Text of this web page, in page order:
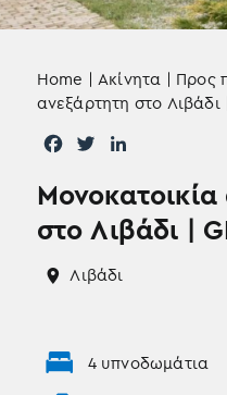
στο Λιβάδι |
Λιβάδι
Home |Ακίνητα | Προς
ανεξάρτητη στο Λιβάδι
c
b
o
i
t
t
e
r
n
k
e
4 υπνοδωμάτια